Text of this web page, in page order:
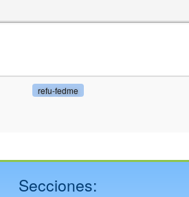
refu-fedme
Secciones: